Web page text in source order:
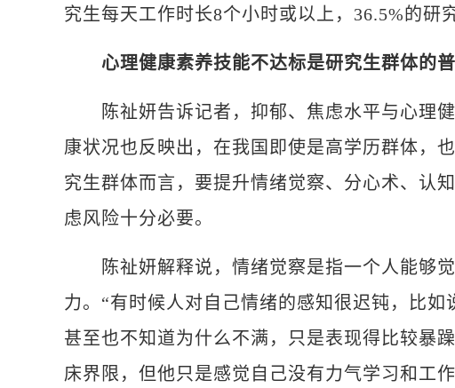
究生每天工作时长8个小时或以上，36.5%的研
心理健康素养技能不达标是研究生群体的
陈祉妍告诉记者，抑郁、焦虑水平与心理健
康状况也反映出，在我国即使是高学历群体，
究生群体而言，要提升情绪觉察、分心术、认
虑风险十分必要。
陈祉妍解释说，情绪觉察是指一个人能够觉
力。“有时候人对自己情绪的感知很迟钝，比如
甚至也不知道为什么不满，只是表现得比较暴
床界限，但他只是感觉自己没有力气学习和工